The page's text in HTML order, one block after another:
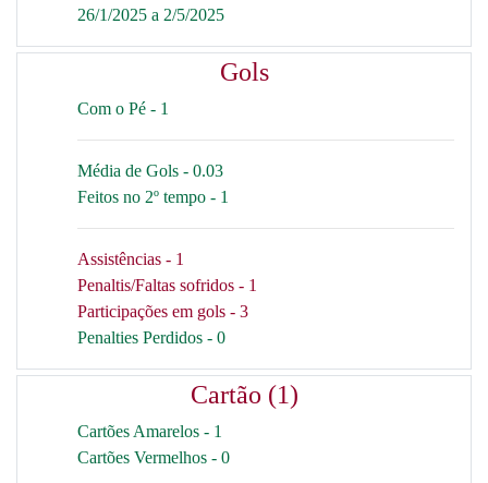
26/1/2025 a 2/5/2025
Gols
Com o Pé - 1
Média de Gols - 0.03
Feitos no 2º tempo - 1
Assistências - 1
Penaltis/Faltas sofridos - 1
Participações em gols - 3
Penalties Perdidos - 0
Cartão (1)
Cartões Amarelos - 1
Cartões Vermelhos - 0